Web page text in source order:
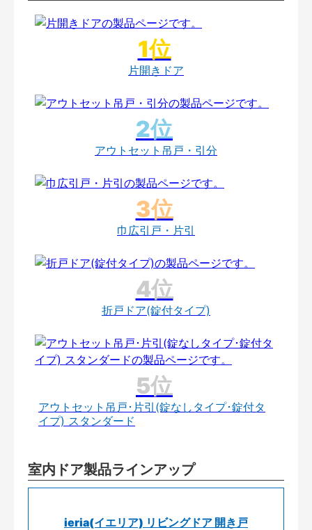
片開きドア
アウトセット吊戸・引分
巾広引戸・片引
折戸ドア(錠付タイプ)
アウトセット吊戸･片引(錠なしタイプ･錠付タ
イプ) スタンダード
室内ドア製品ラインアップ
ieria(イエリア) リビングドア 開き戸